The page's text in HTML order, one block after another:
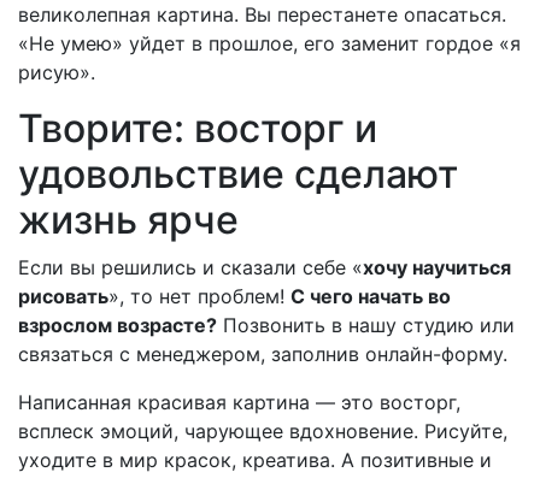
великолепная картина. Вы перестанете опасаться.
«Не умею» уйдет в прошлое, его заменит гордое «я
рисую».
Творите: восторг и
удовольствие сделают
жизнь ярче
Если вы решились и сказали себе «хочу научиться
рисовать», то нет проблем! С чего начать во
взрослом возрасте? Позвонить в нашу студию или
связаться с менеджером, заполнив онлайн-форму.
Написанная красивая картина — это восторг,
всплеск эмоций, чарующее вдохновение. Рисуйте,
уходите в мир красок, креатива. А позитивные и